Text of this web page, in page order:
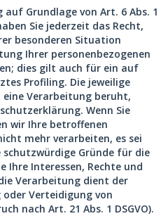
Grundlage von Art. 6 Abs. 1
Sie jederzeit das Recht,
besonderen Situation
Ihrer personenbezogenen
dies gilt auch für ein auf
Profiling. Die jeweilige
Verarbeitung beruht,
Wenn Sie
wir Ihre betroffenen
mehr verarbeiten, es sei
Gründe für die
Ihre Interessen, Rechte und
Verarbeitung dient der
Verteidigung von
nach Art. 21 Abs. 1 DSGVO).